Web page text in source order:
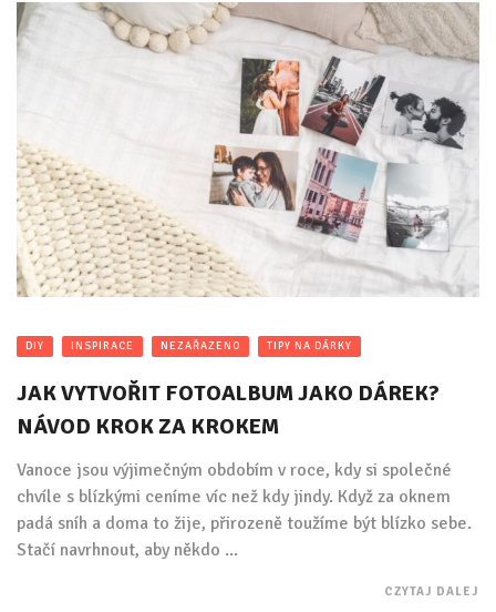
DIY INSPIRACE NEZAŘAZENO TIPY NA DÁRKY
JAK VYTVOŘIT FOTOALBUM JAKO DÁREK?
NÁVOD KROK ZA KROKEM
Vanoce jsou výjimečným obdobím v roce, kdy si společné
chvíle s blízkými ceníme víc než kdy jindy. Když za oknem
padá sníh a doma to žije, přirozeně toužíme být blízko sebe.
Stačí navrhnout, aby někdo ...
CZYTAJ DALEJ